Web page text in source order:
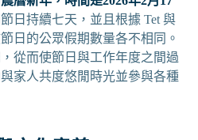
日持續七天，並且根據 Tet 與
日的公眾假期數量各不相同。
從而使節日與工作年度之間過
家人共度悠閒時光並參與各種